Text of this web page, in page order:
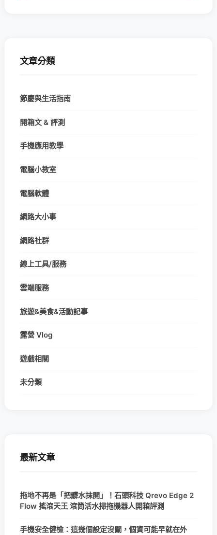
文章分類
節慶與生活指南
開箱文 & 評測
手機應用教學
電腦小教室
電腦軟體
網路大小事
網路社群
線上工具/服務
雲端服務
旅遊&美食&活動記事
露營 Vlog
遊戲相關
未分類
最新文章
拖地不再是「把髒水抹開」！石頭科技 Qrevo Edge 2
Flow 搖滾天王 滾筒活水掃拖機器人開箱評測
手機安全健檢：這幾個設定沒關，個資可能早就在外